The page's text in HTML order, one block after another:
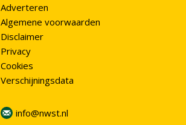
Adverteren
Algemene voorwaarden
Disclaimer
Privacy
Cookies
Verschijningsdata
info@nwst.nl